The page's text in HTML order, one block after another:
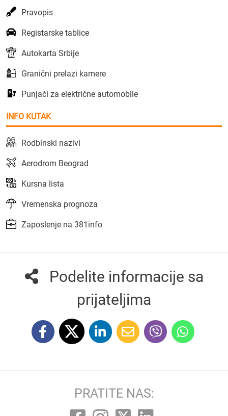
Pravopis
Registarske tablice
Autokarta Srbije
Granični prelazi kamere
Punjači za električne automobile
INFO KUTAK
Rodbinski nazivi
Aerodrom Beograd
Kursna lista
Vremenska prognoza
Zaposlenje na 381info
Podelite informacije sa
prijateljima
PRATITE NAS: